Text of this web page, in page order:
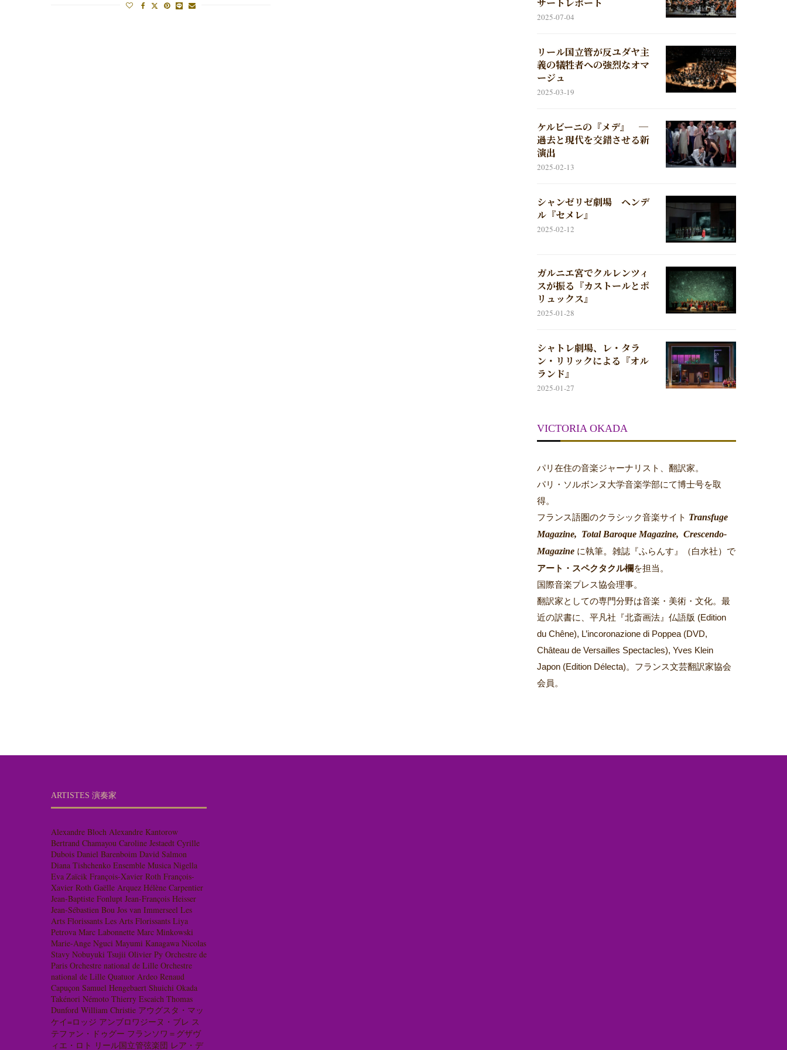
2025-07-04
リール国立管が反ユダヤ主
義の犠牲者への強烈なオマ
ージュ
2025-03-19
ケルビーニの『メデ』 ─
過去と現代を交錯させる新
演出
2025-02-13
シャンゼリゼ劇場 ヘンデ
ル『セメレ』
2025-02-12
ガルニエ宮でクルレンツィ
スが振る『カストールとポ
リュックス』
2025-01-28
シャトレ劇場、レ・タラ
ン・リリックによる『オル
ランド』
2025-01-27
VICTORIA OKADA
パリ在住の音楽ジャーナリスト、翻訳家。
パリ・ソルボンヌ大学音楽学部にて博士号を取
得。
フランス語圏のクラシック音楽サイト Transfuge
Magazine, Total Baroque Magazine, Crescendo-
Magazine に執筆。 雑誌『ふらんす』（白水社）で
アート・スペクタクル欄を担当。
国際音楽プレス協会理事。
翻訳家としての専門分野は音楽・美術・文化。最
近の訳書に、平凡社『北斎画法』仏語版 (Edition
du Chêne), L’incoronazione di Poppea (DVD,
Château de Versailles Spectacles), Yves Klein
Japon (Edition Délecta)。フランス文芸翻訳家協会
会員。
ARTISTES 演奏家
Alexandre Bloch Alexandre Kantorow
Bertrand Chamayou Caroline Jestaedt Cyrille
Dubois Daniel Barenboim David Salmon
Diana Tishchenko Ensemble Musica Nigella
Eva Zaïcik François-Xavier Roth François-
Xavier Roth Gaëlle Arquez Hélène Carpentier
Jean-Baptiste Fonlupt Jean-François Heisser
Jean-Sébastien Bou Jos van Immerseel Les
Arts Florissants Les Arts Florissants Liya
Petrova Marc Labonnette Marc Minkowski
Marie-Ange Nguci Mayumi Kanagawa Nicolas
Stavy Nobuyuki Tsujii Olivier Py Orchestre de
Paris Orchestre national de Lille Orchestre
national de Lille Quatuor Ardeo Renaud
Capuçon Samuel Hengebaert Shuichi Okada
Takénori Némoto Thierry Escaich Thomas
Dunford William Christie アウグスタ・マッ
ケイ=ロッジ アンブロワジーヌ・ブレ ス
テファン・ドゥグー フランソワ＝グザヴ
ィエ・ロト リール国立管弦楽団 レア・デ